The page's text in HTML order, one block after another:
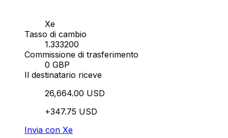
Xe
Tasso di cambio
1.333200
Commissione di trasferimento
0 GBP
Il destinatario riceve
26,664.00 USD
+347.75 USD
Invia con Xe